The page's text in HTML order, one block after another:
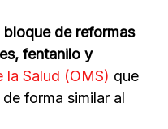
de reformas
fentanilo y
la Salud (OMS) que
forma similar al